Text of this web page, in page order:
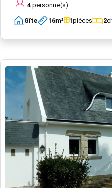
4 personne(s)
Gîte 16m² 1pièces 2